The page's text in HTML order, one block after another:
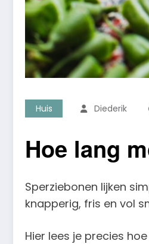
Huis Diederik
Hoe lang
Sperziebonen lijken
knapperig, fris en vol
Hier lees je precies